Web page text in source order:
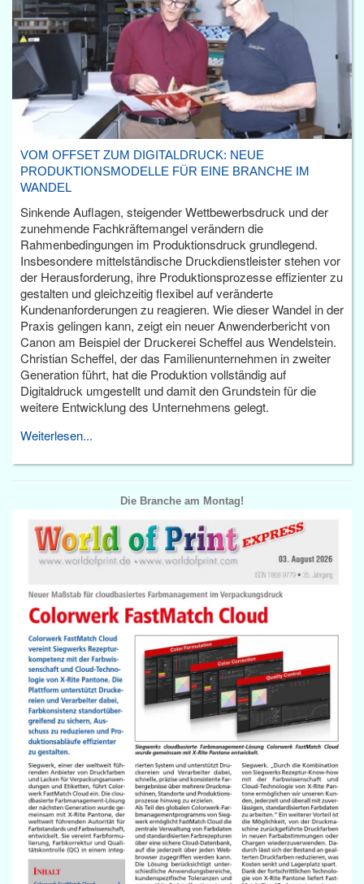
VOM OFFSET ZUM DIGITALDRUCK: NEUE
PRODUKTIONSMODELLE FÜR EINE BRANCHE IM
WANDEL
Sinkende Auflagen, steigender Wettbewerbsdruck und der
zunehmende Fachkräftemangel verändern die
Rahmenbedingungen im Produktionsdruck grundlegend.
Insbesondere mittelständische Druckdienstleister stehen vor
der Herausforderung, ihre Produktionsprozesse effizienter zu
gestalten und gleichzeitig flexibel auf veränderte
Kundenanforderungen zu reagieren. Wie dieser Wandel in der
Praxis gelingen kann, zeigt ein neuer Anwenderbericht von
Canon am Beispiel der Druckerei Scheffel aus Wendelstein.
Christian Scheffel, der das Familienunternehmen in zweiter
Generation führt, hat die Produktion vollständig auf
Digitaldruck umgestellt und damit den Grundstein für die
weitere Entwicklung des Unternehmens gelegt.
Weiterlesen...
Die Branche am Montag!